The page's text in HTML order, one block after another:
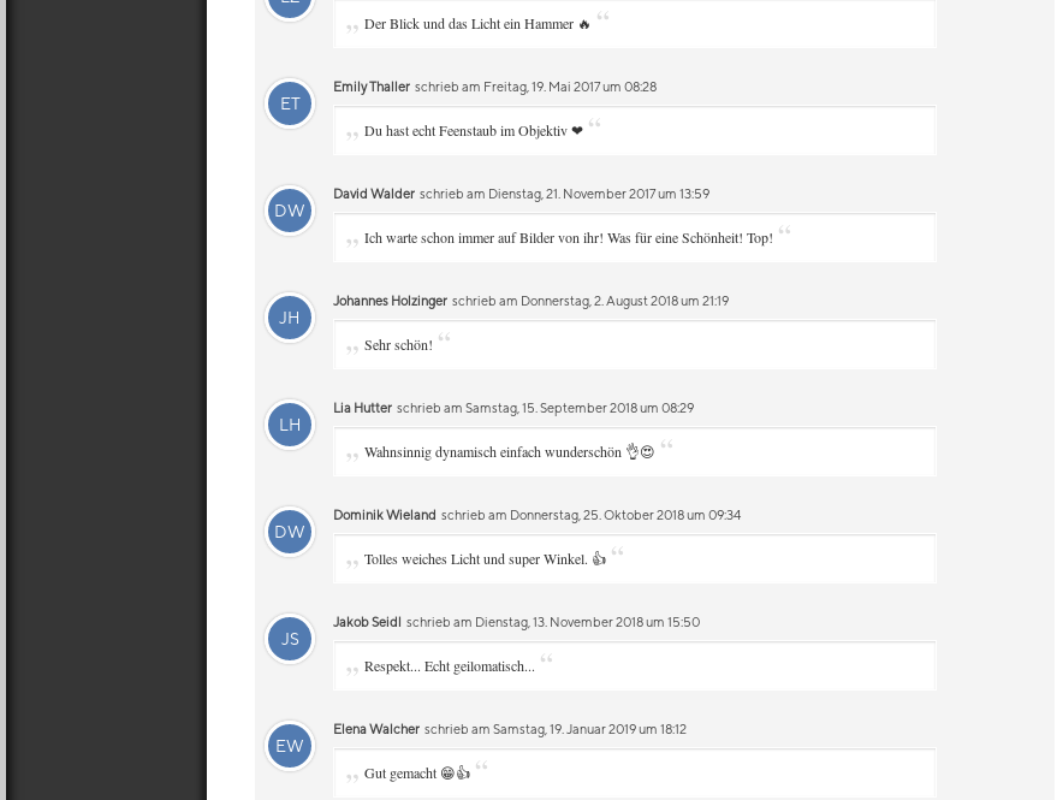
„ Der Blick und das Licht ein Hammer 🔥 “
ET
Emily Thaller schrieb am Freitag, 19. Mai 2017 um 08:28
„ Du hast echt Feenstaub im Objektiv ❤ “
DW
David Walder schrieb am Dienstag, 21. November 2017 um 13:59
„ Ich warte schon immer auf Bilder von ihr! Was für eine Schönheit! Top! “
JH
Johannes Holzinger schrieb am Donnerstag, 2. August 2018 um 21:19
„ Sehr schön! “
LH
Lia Hutter schrieb am Samstag, 15. September 2018 um 08:29
„ Wahnsinnig dynamisch einfach wunderschön 👌😍 “
DW
Dominik Wieland schrieb am Donnerstag, 25. Oktober 2018 um 09:34
„ Tolles weiches Licht und super Winkel. 👍 “
JS
Jakob Seidl schrieb am Dienstag, 13. November 2018 um 15:50
„ Respekt... Echt geilomatisch... “
EW
Elena Walcher schrieb am Samstag, 19. Januar 2019 um 18:12
„ Gut gemacht 😁👍 “